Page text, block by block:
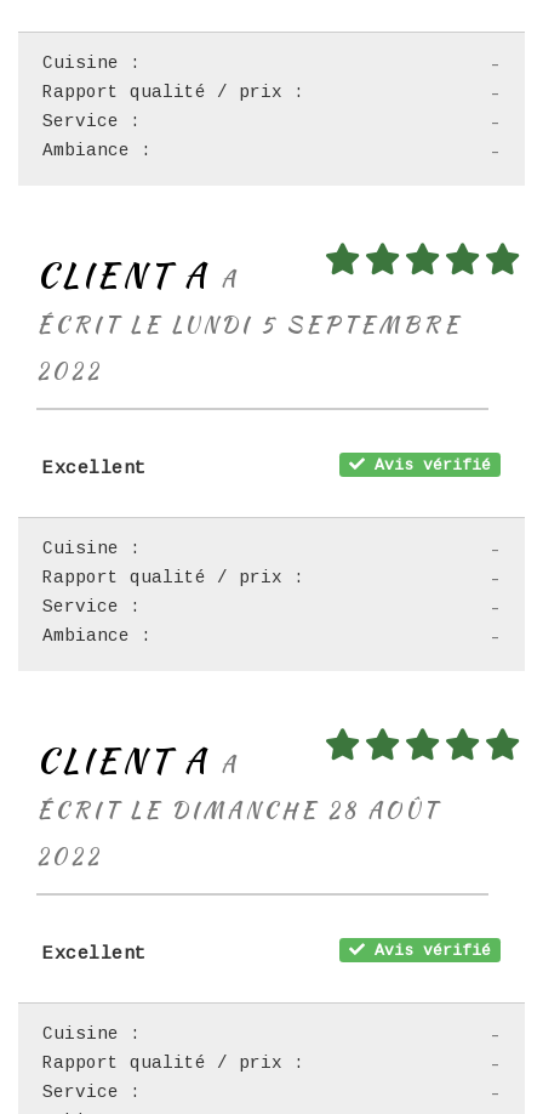
-
Cuisine :
-
Rapport qualité / prix :
-
Service :
-
Ambiance :
CLIENT A A
ÉCRIT LE LUNDI 5 SEPTEMBRE
2022
Avis vérifié
Excellent
-
Cuisine :
-
Rapport qualité / prix :
-
Service :
-
Ambiance :
CLIENT A A
ÉCRIT LE DIMANCHE 28 AOÛT
2022
Avis vérifié
Excellent
-
Cuisine :
-
Rapport qualité / prix :
-
Service :